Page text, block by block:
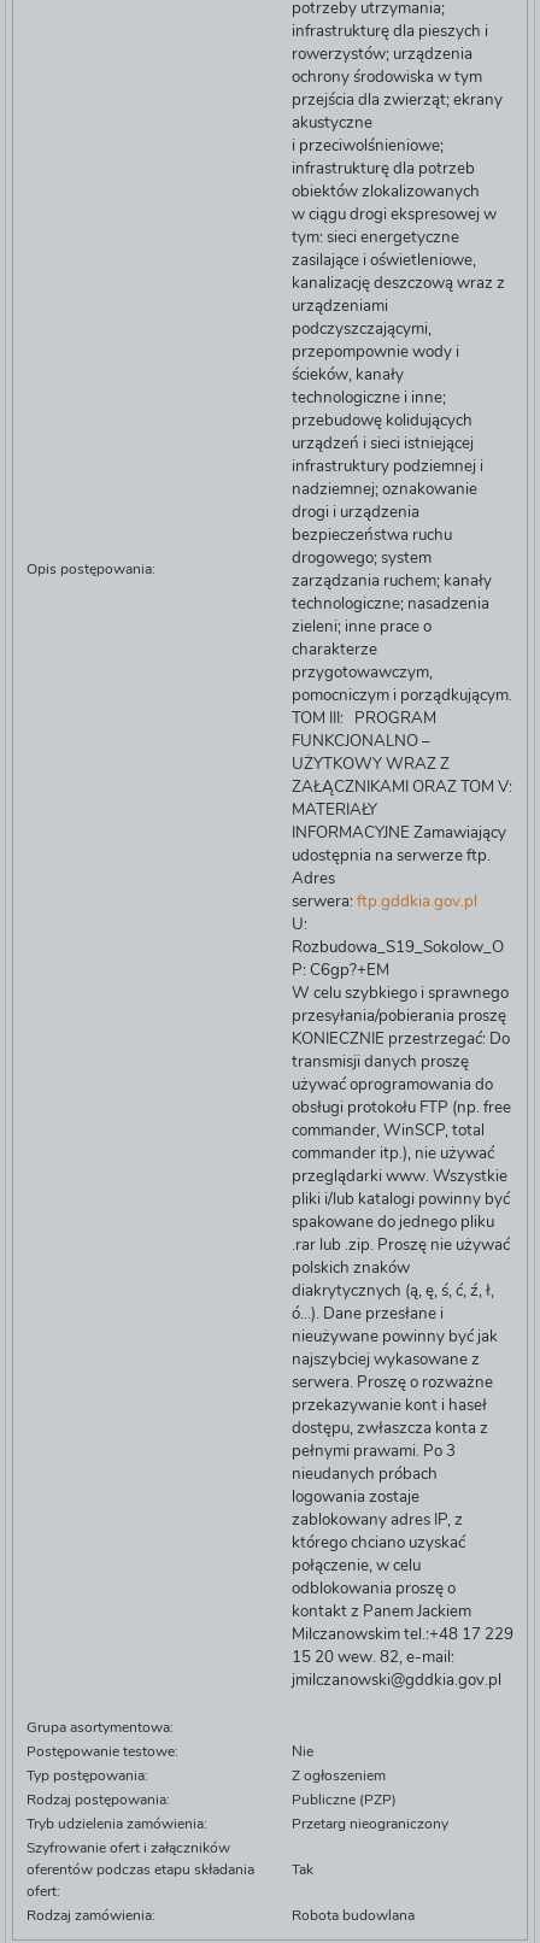
Opis postępowania:
potrzeby utrzymania;
infrastrukturę dla pieszych i
rowerzystów; urządzenia
ochrony środowiska w tym
przejścia dla zwierząt; ekrany
akustyczne
i przeciwolśnieniowe;
infrastrukturę dla potrzeb
obiektów zlokalizowanych
w ciągu drogi ekspresowej w
tym: sieci energetyczne
zasilające i oświetleniowe,
kanalizację deszczową wraz z
urządzeniami
podczyszczającymi,
przepompownie wody i
ścieków, kanały
technologiczne i inne;
przebudowę kolidujących
urządzeń i sieci istniejącej
infrastruktury podziemnej i
nadziemnej; oznakowanie
drogi i urządzenia
bezpieczeństwa ruchu
drogowego; system
zarządzania ruchem; kanały
technologiczne; nasadzenia
zieleni; inne prace o
charakterze
przygotowawczym,
pomocniczym i porządkującym.
TOM III: PROGRAM
FUNKCJONALNO –
UŻYTKOWY WRAZ Z
ZAŁĄCZNIKAMI ORAZ TOM V:
MATERIAŁY
INFORMACYJNE Zamawiający
udostępnia na serwerze ftp.
Adres
serwera: ftp.gddkia.gov.pl
U:
Rozbudowa_S19_Sokolow_O
P: C6gp?+EM
W celu szybkiego i sprawnego
przesyłania/pobierania proszę
KONIECZNIE przestrzegać: Do
transmisji danych proszę
używać oprogramowania do
obsługi protokołu FTP (np. free
commander, WinSCP, total
commander itp.), nie używać
przeglądarki www. Wszystkie
pliki i/lub katalogi powinny być
spakowane do jednego pliku
.rar lub .zip. Proszę nie używać
polskich znaków
diakrytycznych (ą, ę, ś, ć, ź, ł,
ó…). Dane przesłane i
nieużywane powinny być jak
najszybciej wykasowane z
serwera. Proszę o rozważne
przekazywanie kont i haseł
dostępu, zwłaszcza konta z
pełnymi prawami. Po 3
nieudanych próbach
logowania zostaje
zablokowany adres IP, z
którego chciano uzyskać
połączenie, w celu
odblokowania proszę o
kontakt z Panem Jackiem
Milczanowskim tel.:+48 17 229
15 20 wew. 82, e-mail:
jmilczanowski@gddkia.gov.pl
Grupa asortymentowa:
Postępowanie testowe:
Nie
Typ postępowania:
Z ogłoszeniem
Rodzaj postępowania:
Publiczne (PZP)
Tryb udzielenia zamówienia:
Przetarg nieograniczony
Szyfrowanie ofert i załączników
oferentów podczas etapu składania
ofert:
Tak
Rodzaj zamówienia: Robota budowlana